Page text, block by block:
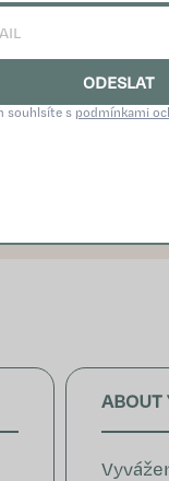
AJ
odbornú
fáze života. Ako
ABOUT
ODESLAT
souhlsíte s podmínkami